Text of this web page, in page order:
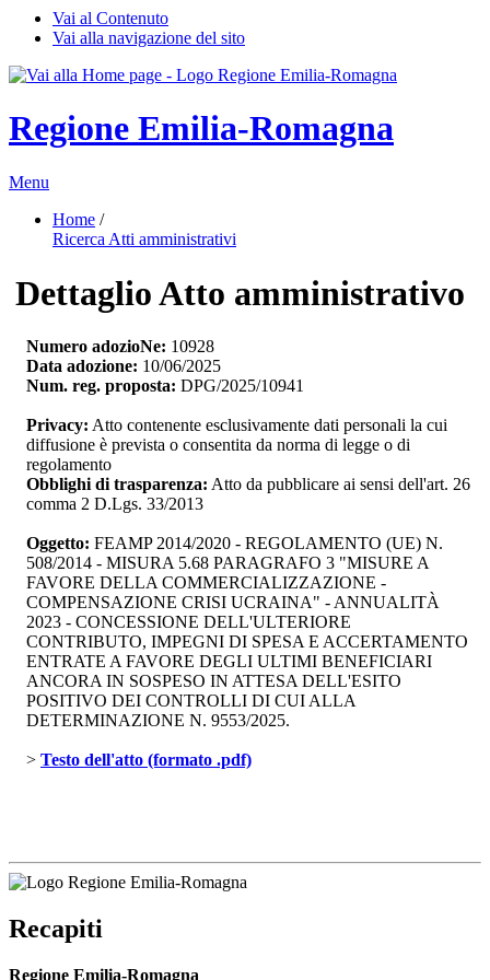
Vai al Contenuto
Vai alla navigazione del sito
Regione Emilia-Romagna
Menu
Home /
Ricerca Atti amministrativi
Dettaglio Atto amministrativo
Numero adozioNe: 10928
Data adozione: 10/06/2025
Num. reg. proposta: DPG/2025/10941
Privacy: Atto contenente esclusivamente dati personali la cui
diffusione è prevista o consentita da norma di legge o di
regolamento
Obblighi di trasparenza: Atto da pubblicare ai sensi dell'art. 26
comma 2 D.Lgs. 33/2013
Oggetto: FEAMP 2014/2020 - REGOLAMENTO (UE) N.
508/2014 - MISURA 5.68 PARAGRAFO 3 "MISURE A
FAVORE DELLA COMMERCIALIZZAZIONE -
COMPENSAZIONE CRISI UCRAINA" - ANNUALITÀ
2023 - CONCESSIONE DELL'ULTERIORE
CONTRIBUTO, IMPEGNI DI SPESA E ACCERTAMENTO
ENTRATE A FAVORE DEGLI ULTIMI BENEFICIARI
ANCORA IN SOSPESO IN ATTESA DELL'ESITO
POSITIVO DEI CONTROLLI DI CUI ALLA
DETERMINAZIONE N. 9553/2025.
> Testo dell'atto (formato .pdf)
Recapiti
Regione Emilia-Romagna